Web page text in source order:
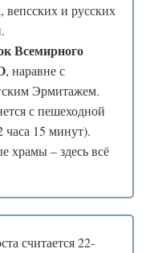
вепсских и русских
Всемирного
, наравне с
Эрмитажем.
с пешеходной
часа 15 минут).
храмы – здесь всё
считается 22-